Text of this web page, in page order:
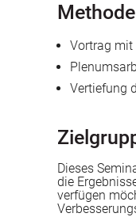
Methode
Vortrag
Vertiefung
Dieses
die
verfügen